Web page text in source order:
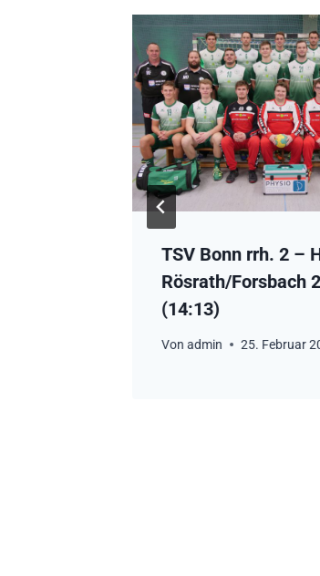
TSV Bonn rrh. 2 –
Rösrath/Forsbach
(14:13)
Von admin 25. Februar